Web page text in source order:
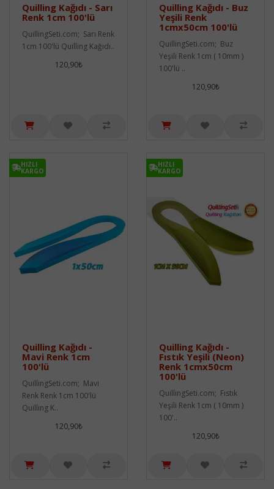
Quilling Kağıdı - Sarı
Renk 1cm 100'lü
QuillingSeti.com; Sarı Renk
1cm 100'lü Quilling Kağıdı..
120,90₺
Quilling Kağıdı - Buz
Yeşili Renk
1cmx50cm 100'lü
QuillingSeti.com; Buz
Yeşili Renk 1cm ( 10mm )
100'lü ..
120,90₺
HIZLI
KARGO
Quilling Kağıdı -
Mavi Renk 1cm
100'lü
QuillingSeti.com; Mavi
Renk Renk 1cm 100'lü
Quilling K..
120,90₺
HIZLI
KARGO
Quilling Kağıdı -
Fıstık Yeşili (Neon)
Renk 1cmx50cm
100'lü
QuillingSeti.com; Fıstık
Yeşili Renk 1cm ( 10mm )
100'..
120,90₺